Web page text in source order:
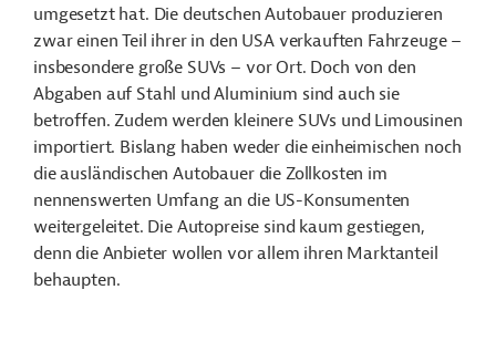
umgesetzt hat. Die deutschen Autobauer produzieren
zwar einen Teil ihrer in den USA verkauften Fahrzeuge –
insbesondere große SUVs – vor Ort. Doch von den
Abgaben auf Stahl und Aluminium sind auch sie
betroffen. Zudem werden kleinere SUVs und Limousinen
importiert. Bislang haben weder die einheimischen noch
die ausländischen Autobauer die Zollkosten im
nennenswerten Umfang an die US-Konsumenten
weitergeleitet. Die Autopreise sind kaum gestiegen,
denn die Anbieter wollen vor allem ihren Marktanteil
behaupten.